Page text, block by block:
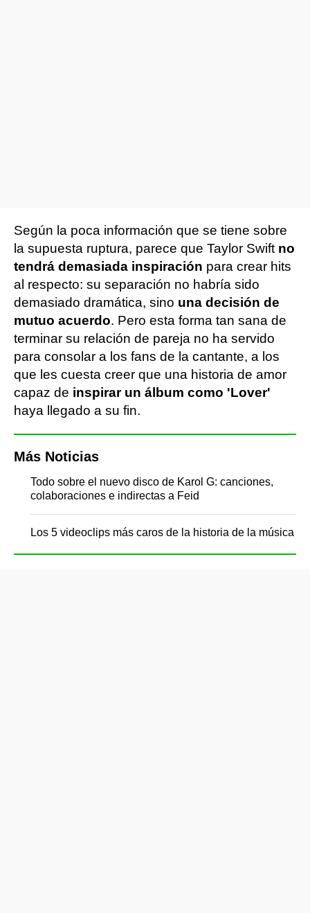
Según la poca información que se tiene sobre
la supuesta ruptura, parece que Taylor Swift no
tendrá demasiada inspiración para crear hits
al respecto: su separación no habría sido
demasiado dramática, sino una decisión de
mutuo acuerdo. Pero esta forma tan sana de
terminar su relación de pareja no ha servido
para consolar a los fans de la cantante, a los
que les cuesta creer que una historia de amor
capaz de inspirar un álbum como 'Lover'
haya llegado a su fin.
Más Noticias
Todo sobre el nuevo disco de Karol G: canciones,
colaboraciones e indirectas a Feid
Los 5 videoclips más caros de la historia de la música